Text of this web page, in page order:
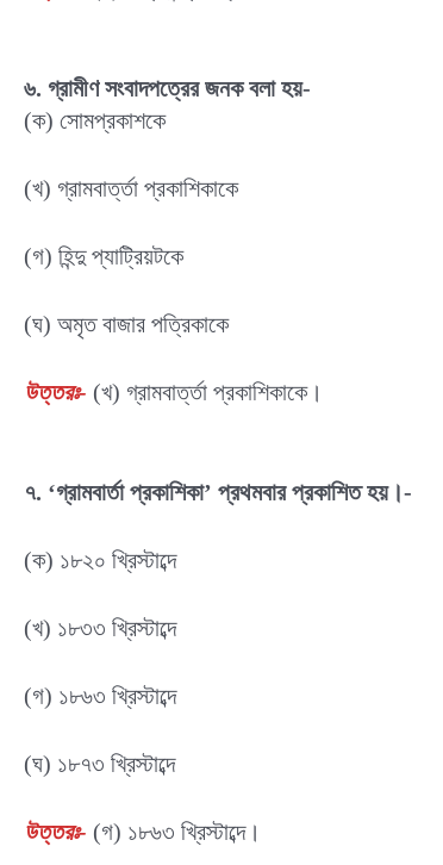
৬. গ্রামীণ সংবাদপত্রের জনক বলা হয়-
(ক) সোমপ্রকাশকে
(খ) গ্রামবার্ত্তা প্রকাশিকাকে
(গ) হিন্দু প্যাট্রিয়টকে
(ঘ) অমৃত বাজার পত্রিকাকে
উত্তরঃ- (খ) গ্রামবার্ত্তা প্রকাশিকাকে।
৭. ‘গ্রামবার্তা প্রকাশিকা’ প্রথমবার প্রকাশিত হয়।-
(ক) ১৮২০ খ্রিস্টাব্দে
(খ) ১৮৩৩ খ্রিস্টাব্দে
(গ) ১৮৬৩ খ্রিস্টাব্দে
(ঘ) ১৮৭৩ খ্রিস্টাব্দে
উত্তরঃ- (গ) ১৮৬৩ খ্রিস্টাব্দে।